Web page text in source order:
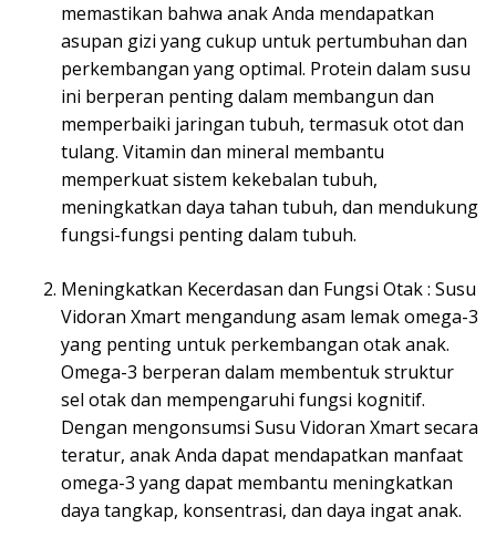
memastikan bahwa anak Anda mendapatkan
asupan gizi yang cukup untuk pertumbuhan dan
perkembangan yang optimal. Protein dalam susu
ini berperan penting dalam membangun dan
memperbaiki jaringan tubuh, termasuk otot dan
tulang. Vitamin dan mineral membantu
memperkuat sistem kekebalan tubuh,
meningkatkan daya tahan tubuh, dan mendukung
fungsi-fungsi penting dalam tubuh.
Meningkatkan Kecerdasan dan Fungsi Otak : Susu
Vidoran Xmart mengandung asam lemak omega-3
yang penting untuk perkembangan otak anak.
Omega-3 berperan dalam membentuk struktur
sel otak dan mempengaruhi fungsi kognitif.
Dengan mengonsumsi Susu Vidoran Xmart secara
teratur, anak Anda dapat mendapatkan manfaat
omega-3 yang dapat membantu meningkatkan
daya tangkap, konsentrasi, dan daya ingat anak.